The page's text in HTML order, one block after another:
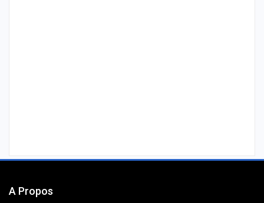
A Propos